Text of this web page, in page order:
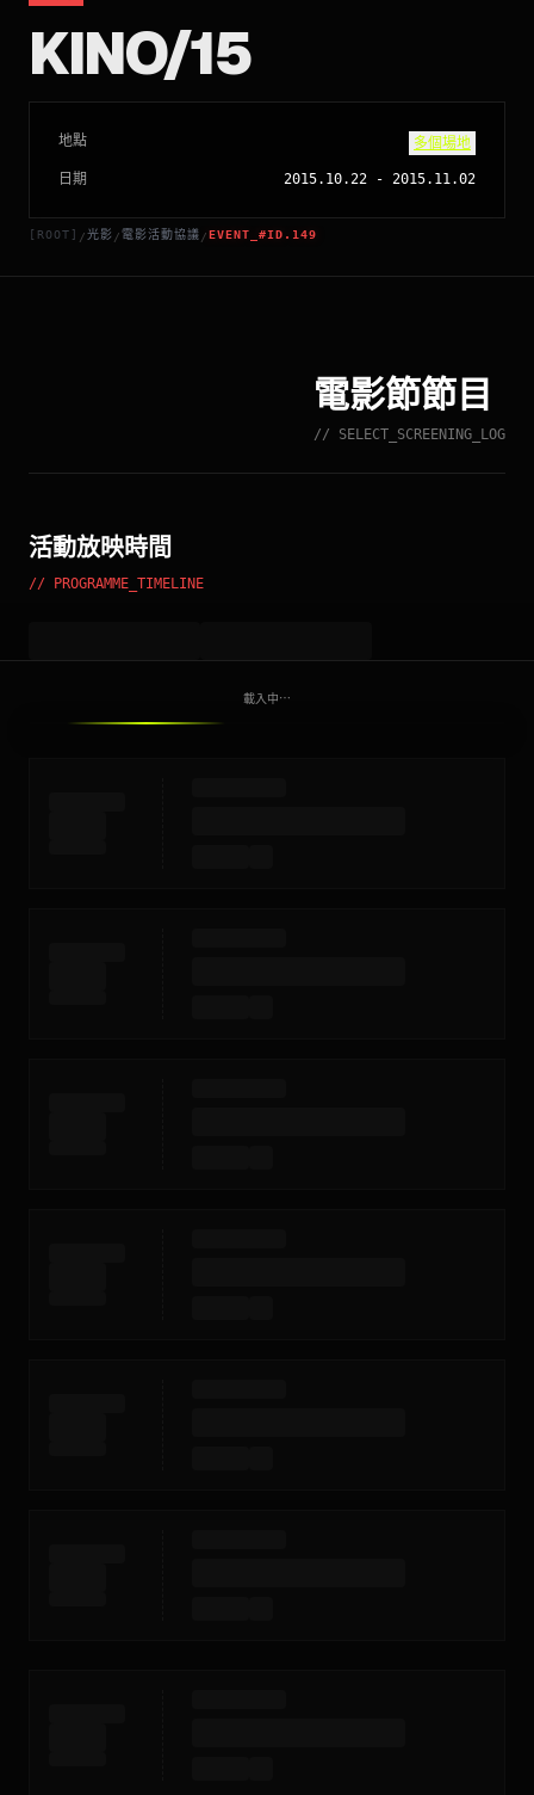
[ROOT] /光影 /電影活動協議 /EVENT_#ID.149
KINO/15
地點 多個場地
日期 2015.10.22 - 2015.11.02
電影節節目
// SELECT_SCREENING_LOG
活動放映時間
// PROGRAMME_TIMELINE
載入中⋯